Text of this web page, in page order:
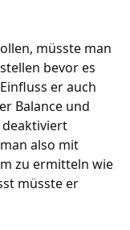
müsste man
bevor es
er auch
Balance und
deaktiviert
also mit
zu ermitteln wie
müsste er